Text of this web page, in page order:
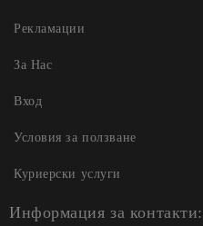
Рекламации
За Нас
Вход
Условия за ползване
Куриерски услуги
Информация за контакти: